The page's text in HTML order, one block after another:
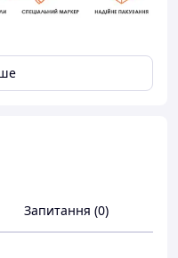
родини;
Запитання (0)